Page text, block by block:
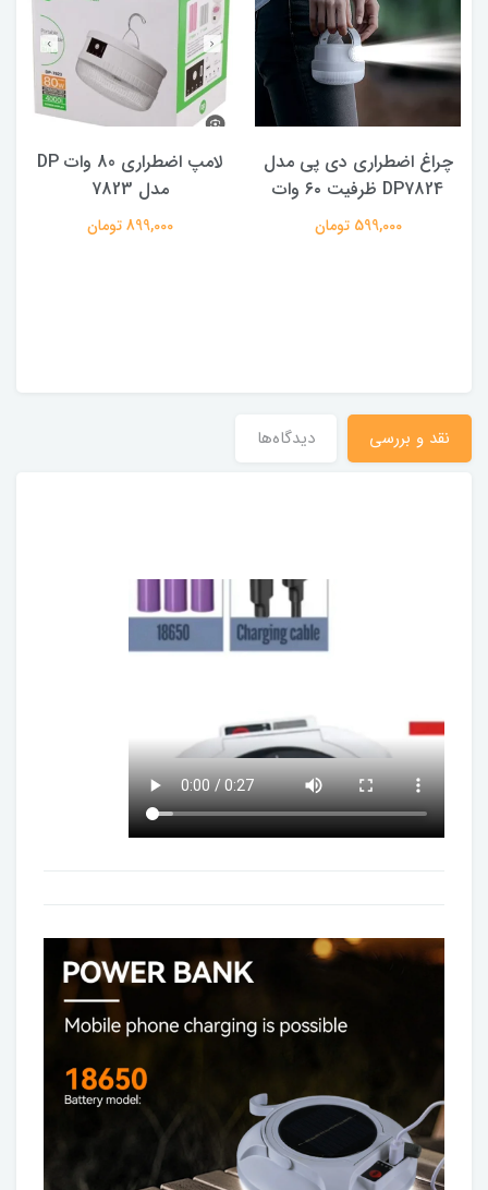
چراغ اضطراری دی پی مدل
DP7824 ظرفیت ۶۰ وات
599,000 تومان
لامپ اضطراری 80 وات DP
مدل 7823
899,000 تومان
نقد و بررسی دیدگاه‌ها